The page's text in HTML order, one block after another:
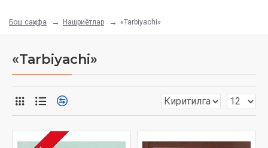
Бош саҳифа Нашриётлар «Tarbiyachi»
«Tarbiyachi»